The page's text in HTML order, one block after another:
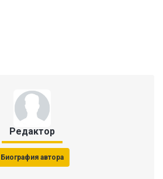
Редактор
Биография автора